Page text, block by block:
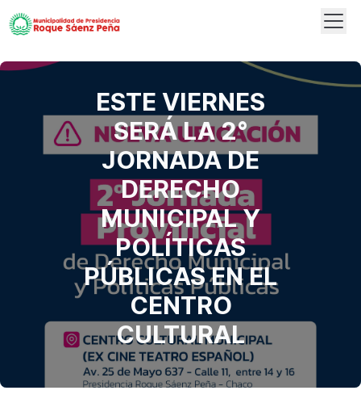
ESTE VIERNES
SERÁ LA 2°
JORNADA DE
DERECHO
MUNICIPAL Y
POLÍTICAS
PÚBLICAS EN EL
CENTRO
CULTURAL